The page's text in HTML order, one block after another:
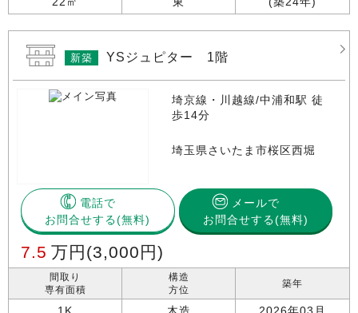
新築 YSジュピター 1階
埼京線・川越線/中浦和駅 徒
歩14分
埼玉県さいたま市桜区西堀
電話で
お問合せする
メールで
お問合せする(無料)
7.5 万円 (3,000円)
間取り
専有面積
構造
方位
築年